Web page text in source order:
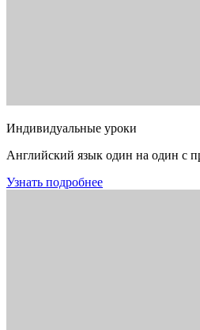
Индивидуальные уроки
Английский язык один на один с
Узнать подробнее